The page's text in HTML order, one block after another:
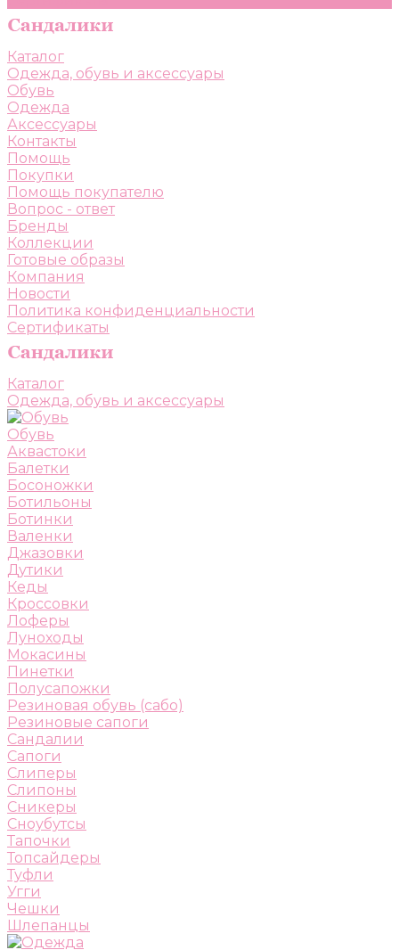
Каталог
Одежда, обувь и аксессуары
Обувь
Одежда
Аксессуары
Контакты
Помощь
Покупки
Помощь покупателю
Вопрос - ответ
Бренды
Коллекции
Готовые образы
Компания
Новости
Политика конфиденциальности
Сертификаты
Каталог
Одежда, обувь и аксессуары
Обувь
Аквастоки
Балетки
Босоножки
Ботильоны
Ботинки
Валенки
Джазовки
Дутики
Кеды
Кроссовки
Лоферы
Луноходы
Мокасины
Пинетки
Полусапожки
Резиновая обувь (сабо)
Резиновые сапоги
Сандалии
Сапоги
Слиперы
Слипоны
Сникеры
Сноубутсы
Тапочки
Топсайдеры
Туфли
Угги
Чешки
Шлепанцы